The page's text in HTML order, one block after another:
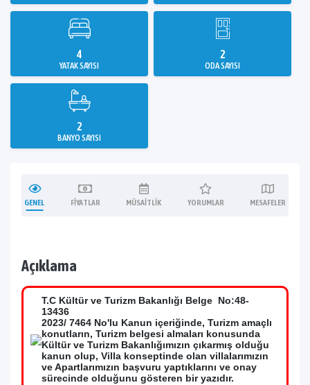
4
YATAK SAYISI
2
ODA SAYISI
2
BANYO SAYISI
GENEL FIYATLAR MÜSAITLIK YORUMLAR MESAFELER
Açıklama
T.C Kültür ve Turizm Bakanlığı Belge No:48-
13436
2023/ 7464 No'lu Kanun içeriğinde, Turizm amaçlı
konutların, Turizm belgesi almaları konusunda
Kültür ve Turizm Bakanlığımızın çıkarmış olduğu
kanun olup, Villa konseptinde olan villalarımızın
ve Apartlarımızın başvuru yaptıklarını ve onay
sürecinde olduğunu gösteren bir yazıdır.